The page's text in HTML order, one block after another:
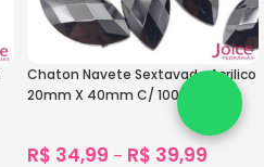
Chaton Navete Sextavado Acrilico
20mm X 40mm C/ 100unidades
R$ 34,99 – R$ 39,99